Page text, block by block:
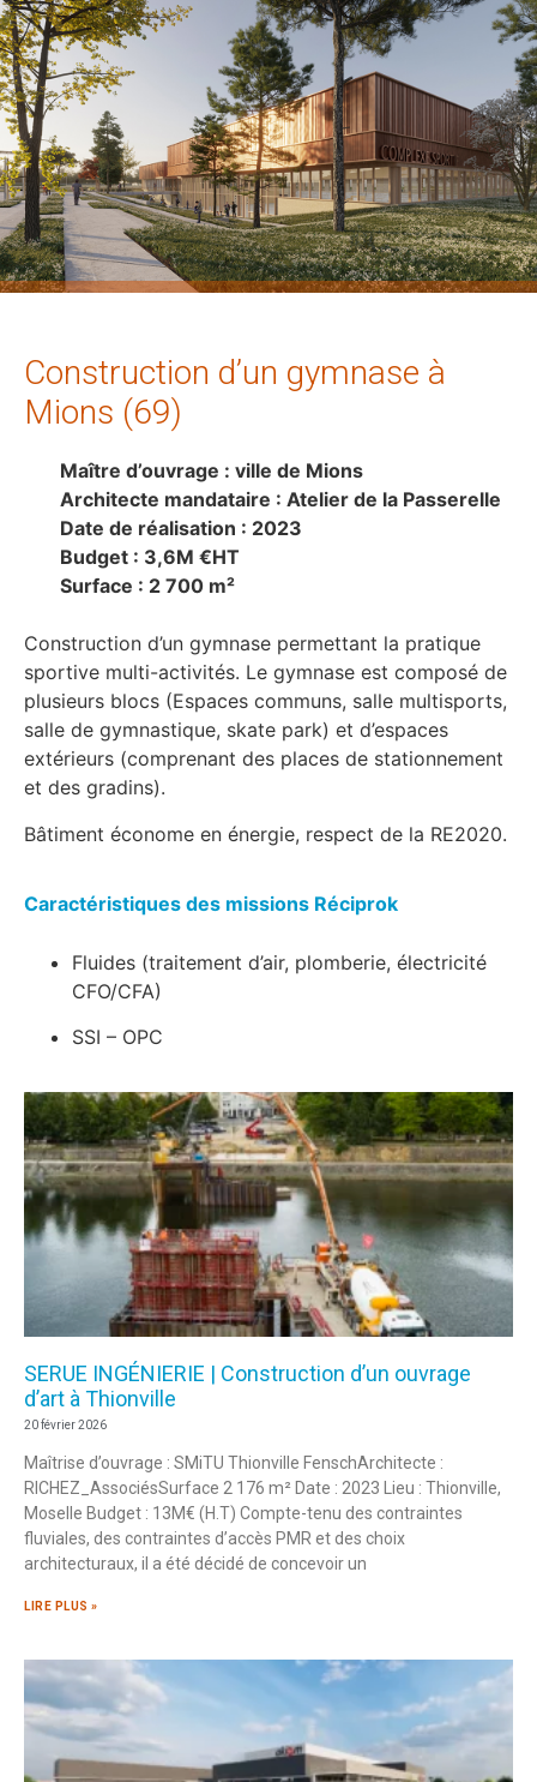
Construction d’un gymnase à
Mions (69)
Maître d’ouvrage : ville de Mions
Architecte mandataire : Atelier de la Passerelle
Date de réalisation : 2023
Budget : 3,6M €HT
Surface : 2 700 m²
Construction d’un gymnase permettant la pratique
sportive multi-activités. Le gymnase est composé de
plusieurs blocs (Espaces communs, salle multisports,
salle de gymnastique, skate park) et d’espaces
extérieurs (comprenant des places de stationnement
et des gradins).
Bâtiment économe en énergie, respect de la RE2020.
Caractéristiques des missions Réciprok
Fluides (traitement d’air, plomberie, électricité
CFO/CFA)
SSI – OPC
SERUE INGÉNIERIE | Construction d’un ouvrage
d’art à Thionville
20 février 2026
Maîtrise d’ouvrage : SMiTU Thionville FenschArchitecte :
RICHEZ_AssociésSurface 2 176 m² Date : 2023 Lieu : Thionville,
Moselle Budget : 13M€ (H.T) Compte-tenu des contraintes
fluviales, des contraintes d’accès PMR et des choix
architecturaux, il a été décidé de concevoir un
LIRE PLUS »